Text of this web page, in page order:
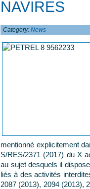
NAVIRES
Category:News
mentionné explicitement
S/RES/2371 (2017) du X
au sujet desquels il
liés à des activités
2087 (2013), 2094 (2013),